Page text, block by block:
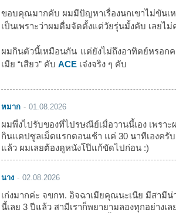
ขอบคุณมากคับ ผมมีปัญหาเรื่องนกเขาไม่ขันเ
เป็นเพราะว่าผมดื่มจัดตั้งแต่วัยรุ่นมั้งคับ เลยไ
ผมกินตัวนี้เหมือนกัน แต่ยังไม่ถึงอาทิตย์หรอก
เมีย “เสียว” คับ ACEเจ๋งจริง ๆ คับ
หมาก 01.08.2026
ผมพึ่งไปรับของที่ไปรษณีย์เมื่อวานนี้เอง เพรา
กินแคปซูลเม็ดแรกตอนเช้า แค่ 30 นาทีเองครั
แล้ว ผมเลยต้องดูหนังโป๊แก้ขัดไปก่อน :)
นาง 02.08.2026
เก่งมากค่ะ จขกท. อิจฉาเมียคุณนะเนีย มีสามี
นี้เลย 3 ปีแล้ว สามีเราก็พยายามลองทุกอย่าง